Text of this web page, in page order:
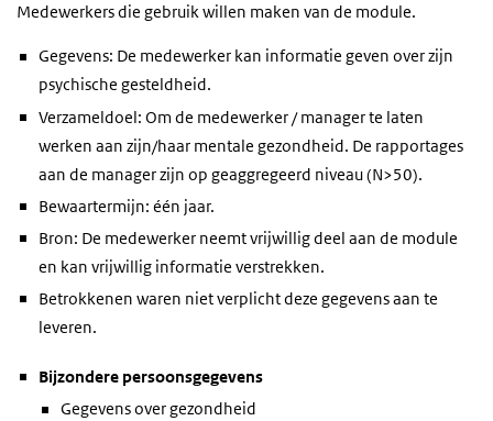
Medewerkers die gebruik willen maken van de module.
Gegevens: De medewerker kan informatie geven over zijn
psychische gesteldheid.
Verzameldoel: Om de medewerker / manager te laten
werken aan zijn/haar mentale gezondheid. De rapportages
aan de manager zijn op geaggregeerd niveau (N>50).
Bewaartermijn: één jaar.
Bron: De medewerker neemt vrijwillig deel aan de module
en kan vrijwillig informatie verstrekken.
Betrokkenen waren niet verplicht deze gegevens aan te
leveren.
Bijzondere persoonsgegevens
Gegevens over gezondheid